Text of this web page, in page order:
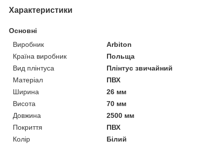
Характеристики
Основні
Виробник
Arbiton
Країна виробник
Польща
Вид плінтуса
Плінтус звичайний
Матеріал
ПВХ
Ширина
26 мм
Висота
70 мм
Довжина
2500 мм
Покриття
ПВХ
Колір
Білий